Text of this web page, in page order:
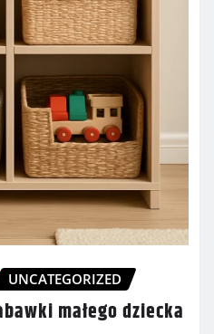
UNCATEGORIZED
małego dziecka